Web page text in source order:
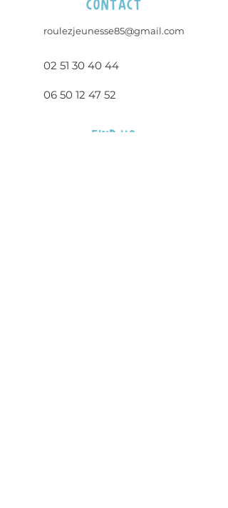
roulezjeunesse85@gmail.com
02 51 30 40 44
06 50 12 47 52
Find us